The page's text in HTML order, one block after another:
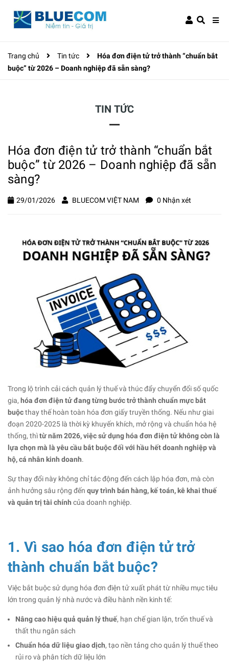
Trang chủ Tin tức
Hóa đơn điện tử trở thành “chuẩn bắt
buộc” từ 2026 – Doanh nghiệp đã sẵn sàng?
TIN TỨC
Hóa đơn điện tử trở thành “chuẩn bắt
buộc” từ 2026 – Doanh nghiệp đã sẵn
sàng?
29/01/2026 BLUECOM VIỆT NAM 0 Nhận xét
Trong lộ trình cải cách quản lý thuế và thúc đẩy chuyển đổi số quốc
gia, hóa đơn điện tử đang từng bước trở thành chuẩn mực bắt
buộcthay thế hoàn toàn hóa đơn giấy truyền thống. Nếu như giai
đoạn 2020-2025 là thời kỳ khuyến khích, mở rộng và chuẩn hóa hệ
thống, thìtừ năm 2026, việc sử dụng hóa đơn điện tử không còn là
lựa chọn mà là yêu cầu bắt buộc đối với hầu hết doanh nghiệp và
hộ, cá nhân kinh doanh.
Sự thay đổi này không chỉ tác động đến cách lập hóa đơn, mà còn
ảnh hưởng sâu rộng đến quy trình bán hàng, kế toán, kê khai thuế
và quản trị tài chính của doanh nghiệp.
1. Vì sao hóa đơn điện tử trở
thành chuẩn bắt buộc?
Việc bắt buộc sử dụng hóa đơn điện tử xuất phát từ nhiều mục tiêu
lớn trong quản lý nhà nước và điều hành nền kinh tế:
Nâng cao hiệu quả quản lý thuế, hạn chế gian lận, trốn thuế và
thất thu ngân sách
Chuẩn hóa dữ liệu giao dịch, tạo nền tảng cho quản lý thuế theo
rủi ro và phân tích dữ liệu lớn